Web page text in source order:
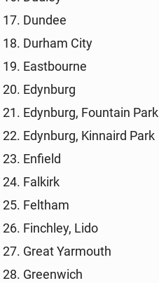
Dundee
Durham City
East­bo­ur­ne
Edyn­burg
Edyn­burg, Fo­un­ta­in Park
Edyn­burg, Kin­na­ird Park
Enfield
Falkirk
Feltham
Fin­chley, Lido
Great Yar­mo­uth
Gre­en­wich